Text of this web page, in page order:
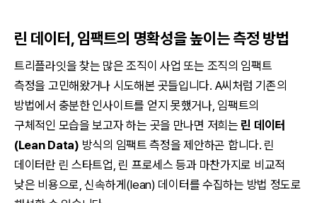
린 데이터, 임팩트의 명확성을 높이는 측정 방법
트리플라잇을 찾는 많은 조직이 사업 또는 조직의 임팩트
측정을 고민해왔거나 시도해본 곳들입니다. A씨처럼 기존의
방법에서 충분한 인사이트를 얻지 못했거나, 임팩트의
구체적인 모습을 보고자 하는 곳을 만나면 저희는 린 데이터
(Lean Data) 방식의 임팩트 측정을 제안하곤 합니다. 린
데이터란 린 스타트업, 린 프로세스 등과 마찬가지로 비교적
낮은 비용으로, 신속하게(lean) 데이터를 수집하는 방법 정도로